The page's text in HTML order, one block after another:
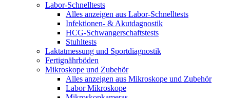
Labor-Schnelltests
Alles anzeigen aus Labor-Schnelltests
Infektionen- & Akutdagnostik
HCG-Schwangerschaftstests
Stuhltests
Laktatmessung und Sportdiagnostik
Fertignährböden
Mikroskope und Zubehör
Alles anzeigen aus Mikroskope und Zubehör
Labor Mikroskope